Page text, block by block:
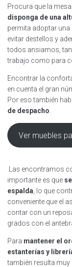
Procura que la
disponga de una
permita adoptar
evitar destellos y
todos ansiamos,
trabajo como para
Encontrar la
en cuenta el gran
Por eso también
de despacho
Ver muebles
Las encontramos
importante es que
espalda , lo que
conveniente que el
contar con un
grados con el
Para mantener el
estanterías y
también resulta